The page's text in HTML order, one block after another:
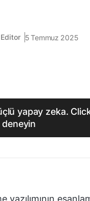
5 Temmuz 2025
yapay zeka.
deneyin